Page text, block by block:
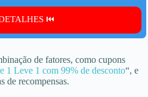
⏮️
de fatores, como cupons
1 Leve 1 com 99% de desconto“, e
de recompensas.